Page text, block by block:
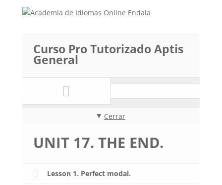
Curso Pro Tutorizado Aptis
General
Cerrar
UNIT 17. THE END.
Lesson 1. Perfect modal.